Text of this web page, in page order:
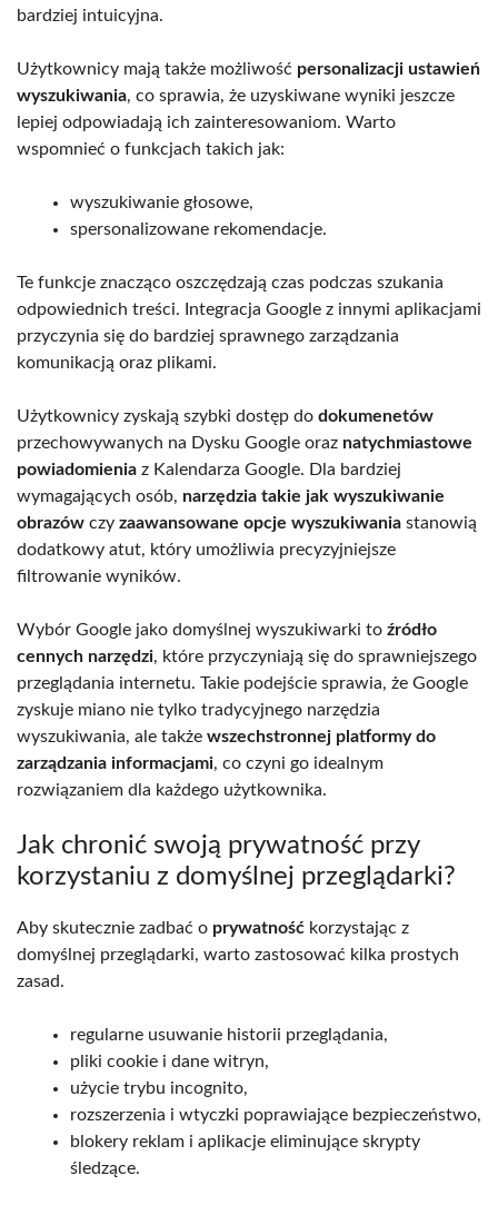
bardziej intuicyjna.
Użytkownicy mają także możliwość personalizacji ustawień
wyszukiwania, co sprawia, że uzyskiwane wyniki jeszcze
lepiej odpowiadają ich zainteresowaniom. Warto
wspomnieć o funkcjach takich jak:
wyszukiwanie głosowe,
spersonalizowane rekomendacje.
Te funkcje znacząco oszczędzają czas podczas szukania
odpowiednich treści. Integracja Google z innymi aplikacjami
przyczynia się do bardziej sprawnego zarządzania
komunikacją oraz plikami.
Użytkownicy zyskają szybki dostęp do dokumenetów
przechowywanych na Dysku Google oraz natychmiastowe
powiadomienia z Kalendarza Google. Dla bardziej
wymagających osób, narzędzia takie jak wyszukiwanie
obrazów czy zaawansowane opcje wyszukiwania stanowią
dodatkowy atut, który umożliwia precyzyjniejsze
filtrowanie wyników.
Wybór Google jako domyślnej wyszukiwarki to źródło
cennych narzędzi, które przyczyniają się do sprawniejszego
przeglądania internetu. Takie podejście sprawia, że Google
zyskuje miano nie tylko tradycyjnego narzędzia
wyszukiwania, ale także wszechstronnej platformy do
zarządzania informacjami, co czyni go idealnym
rozwiązaniem dla każdego użytkownika.
Jak chronić swoją prywatność przy
korzystaniu z domyślnej przeglądarki?
Aby skutecznie zadbać o prywatność korzystając z
domyślnej przeglądarki, warto zastosować kilka prostych
zasad.
regularne usuwanie historii przeglądania,
pliki cookie i dane witryn,
użycie trybu incognito,
rozszerzenia i wtyczki poprawiające bezpieczeństwo,
blokery reklam i aplikacje eliminujące skrypty
śledzące.